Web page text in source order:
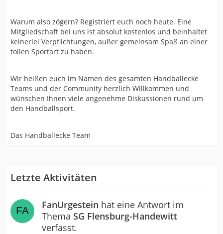
Warum also zögern? Registriert euch noch heute. Eine
Mitgliedschaft bei uns ist absolut kostenlos und beinhaltet
keinerlei Verpflichtungen, außer gemeinsam Spaß an einer
tollen Sportart zu haben.
Wir heißen euch im Namen des gesamten Handballecke
Teams und der Community herzlich Willkommen und
wünschen Ihnen viele angenehme Diskussionen rund um
den Handballsport.
Das Handballecke Team
Letzte Aktivitäten
FanUrgestein hat eine Antwort im
Thema SG Flensburg-Handewitt
verfasst.